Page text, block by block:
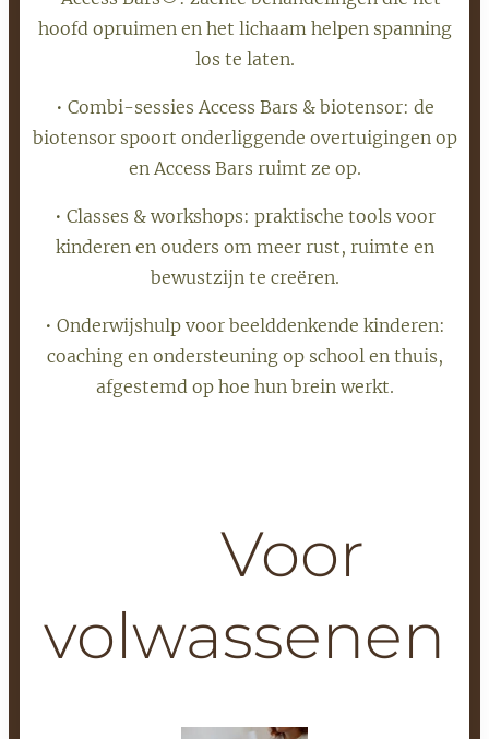
hoofd opruimen en het lichaam helpen spanning
los te laten.
• Combi-sessies Access Bars & biotensor: de
biotensor spoort onderliggende overtuigingen op
en Access Bars ruimt ze op.
• Classes & workshops: praktische tools voor
kinderen en ouders om meer rust, ruimte en
bewustzijn te creëren.
• Onderwijshulp voor beelddenkende kinderen:
coaching en ondersteuning op school en thuis,
afgestemd op hoe hun brein werkt.
🌙 Voor
volwassenen